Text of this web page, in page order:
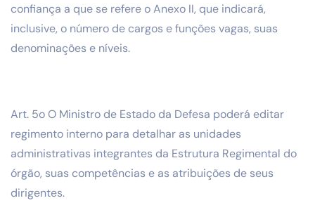
confiança a que se refere o Anexo II, que indicará,
inclusive, o número de cargos e funções vagas, suas
denominações e níveis.
Art. 5o O Ministro de Estado da Defesa poderá editar
regimento interno para detalhar as unidades
administrativas integrantes da Estrutura Regimental do
órgão, suas competências e as atribuições de seus
dirigentes.